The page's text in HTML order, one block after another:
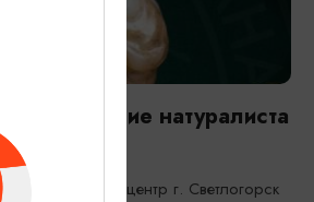
Путешествие натуралиста
выставочный центр г. Светлогорск